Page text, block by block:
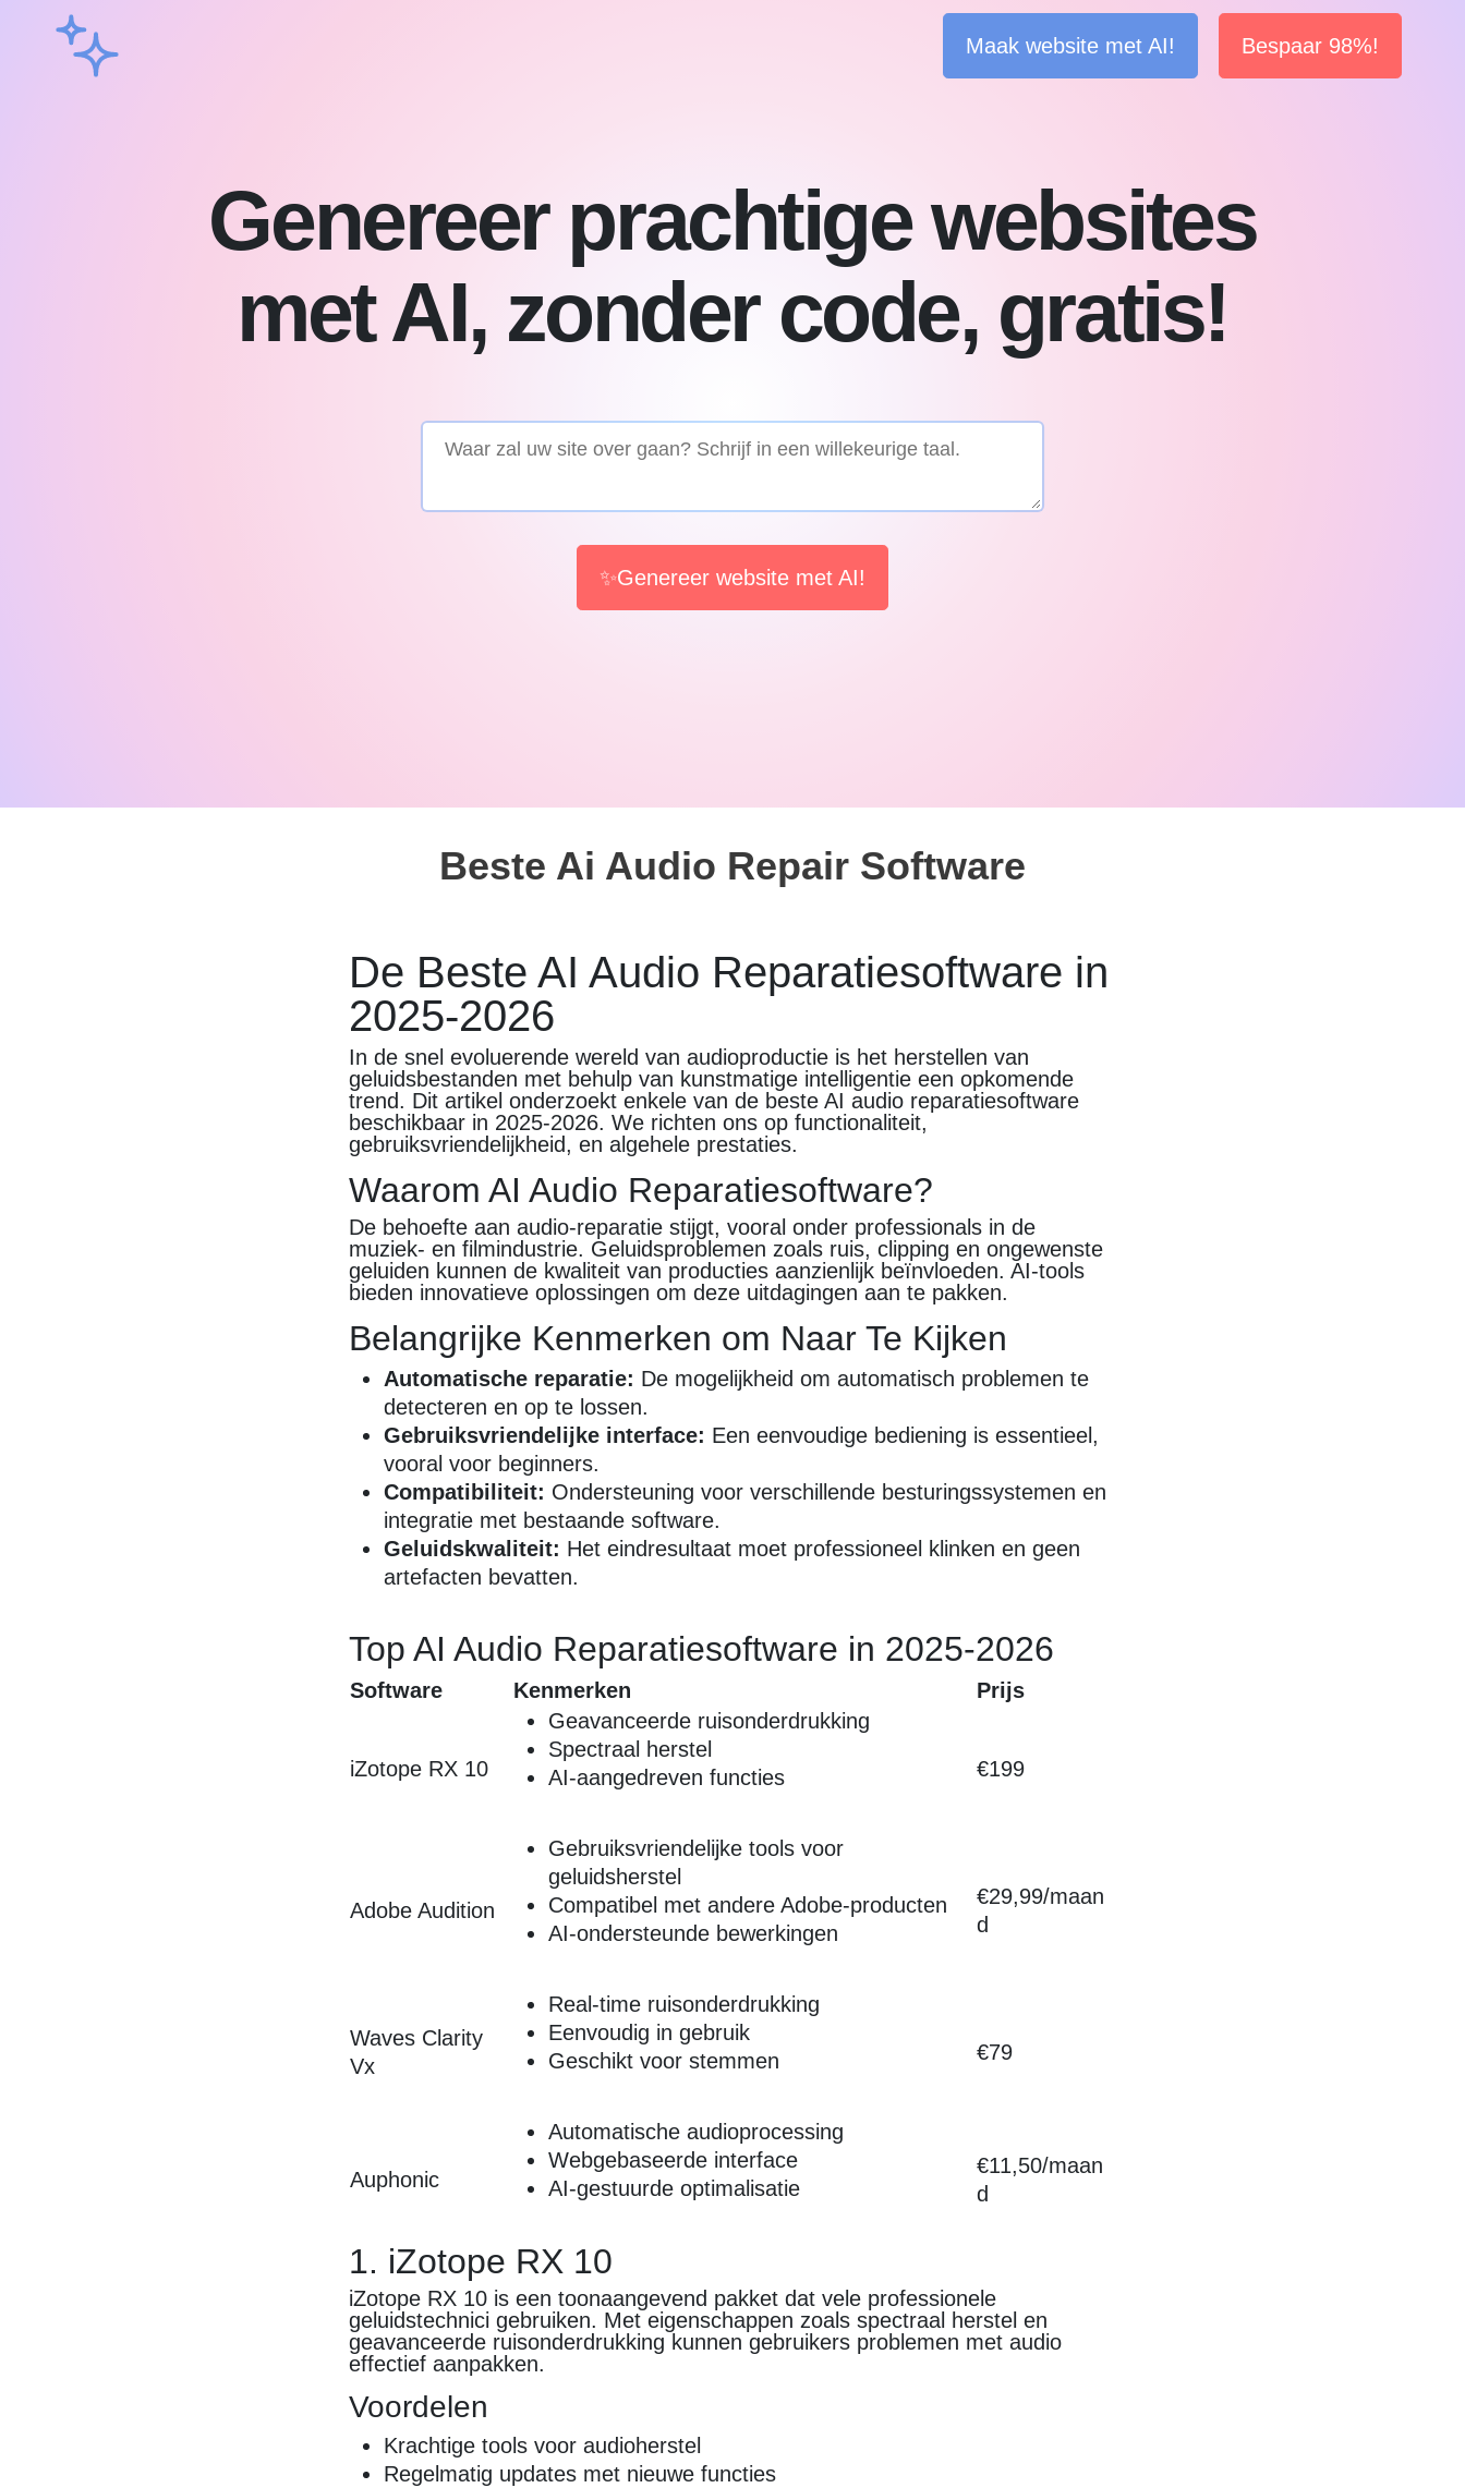
Maak website met AI! Bespaar 98%!
Genereer prachtige websites
met AI, zonder code, gratis!
✨Genereer website met AI!
Beste Ai Audio Repair Software
De Beste AI Audio Reparatiesoftware in
2025-2026
In de snel evoluerende wereld van audioproductie is het herstellen van
geluidsbestanden met behulp van kunstmatige intelligentie een opkomende
trend. Dit artikel onderzoekt enkele van de beste AI audio reparatiesoftware
beschikbaar in 2025-2026. We richten ons op functionaliteit,
gebruiksvriendelijkheid, en algehele prestaties.
Waarom AI Audio Reparatiesoftware?
De behoefte aan audio-reparatie stijgt, vooral onder professionals in de
muziek- en filmindustrie. Geluidsproblemen zoals ruis, clipping en ongewenste
geluiden kunnen de kwaliteit van producties aanzienlijk beïnvloeden. AI-tools
bieden innovatieve oplossingen om deze uitdagingen aan te pakken.
Belangrijke Kenmerken om Naar Te Kijken
Automatische reparatie: De mogelijkheid om automatisch problemen te
detecteren en op te lossen.
Gebruiksvriendelijke interface: Een eenvoudige bediening is essentieel,
vooral voor beginners.
Compatibiliteit: Ondersteuning voor verschillende besturingssystemen en
integratie met bestaande software.
Geluidskwaliteit: Het eindresultaat moet professioneel klinken en geen
artefacten bevatten.
Top AI Audio Reparatiesoftware in 2025-2026
Software Kenmerken Prijs
iZotope RX 10
Geavanceerde ruisonderdrukking
Spectraal herstel
AI-aangedreven functies
€199
Adobe Audition
Gebruiksvriendelijke tools voor
geluidsherstel
Compatibel met andere Adobe-producten
AI-ondersteunde bewerkingen
€29,99/maan
d
Waves Clarity
Vx
Real-time ruisonderdrukking
Eenvoudig in gebruik
Geschikt voor stemmen
€79
Auphonic
Automatische audioprocessing
Webgebaseerde interface
AI-gestuurde optimalisatie
€11,50/maan
d
1. iZotope RX 10
iZotope RX 10 is een toonaangevend pakket dat vele professionele
geluidstechnici gebruiken. Met eigenschappen zoals spectraal herstel en
geavanceerde ruisonderdrukking kunnen gebruikers problemen met audio
effectief aanpakken.
Voordelen
Krachtige tools voor audioherstel
Regelmatig updates met nieuwe functies